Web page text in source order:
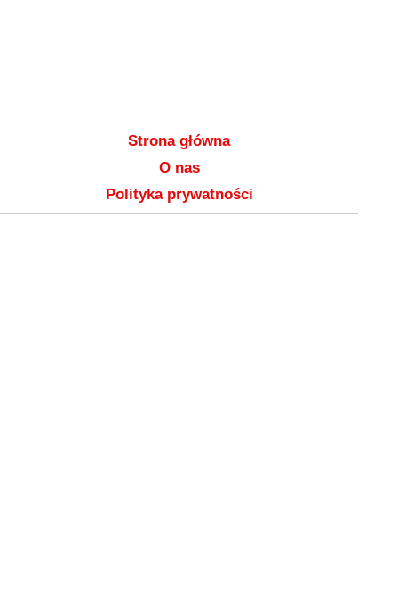
Strona główna
O nas
Polityka prywatności